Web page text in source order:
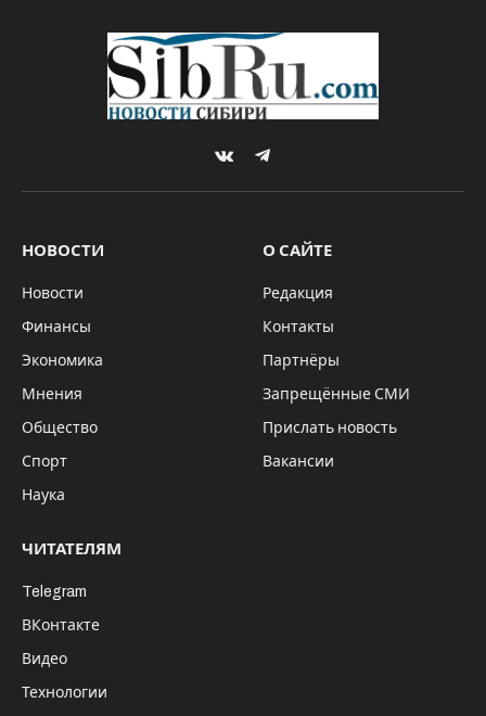
VKontakteTelegram
НОВОСТИ
Новости
Финансы
Экономика
Мнения
Общество
Спорт
Наука
О САЙТЕ
Редакция
Контакты
Партнёры
Запрещённые СМИ
Прислать новость
Вакансии
ЧИТАТЕЛЯМ
Telegram
ВКонтакте
Видео
Технологии